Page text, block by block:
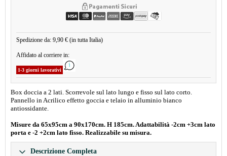
Spedizione da: 9,90 € (in tutta Italia)
Affidato al corriere in:
1-3 giorni lavorativi
Box doccia a 2 lati. Scorrevole sul lato lungo e fisso sul lato corto.
Pannello in Acrilico effetto goccia e telaio in alluminio bianco
antiossidante.
Misure da 65x95cm a 90x170cm. H 185cm. Adattabilità -2cm +3cm lato
porta e -2 +2cm lato fisso. Realizzabile su misura.
Descrizione Completa